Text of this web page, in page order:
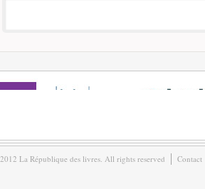
La République des livres. All rights reserved Contact